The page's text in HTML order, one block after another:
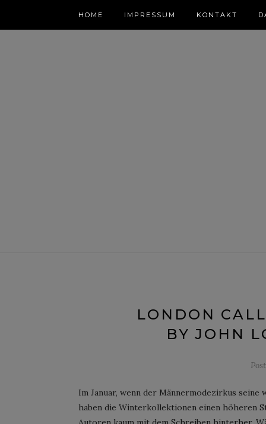
HOME IMPRESSUM KONTAKT
LONDON
BY JOHN
Im Januar, wenn der Männermodezirkus
haben die Winterkollektionen einen höheren